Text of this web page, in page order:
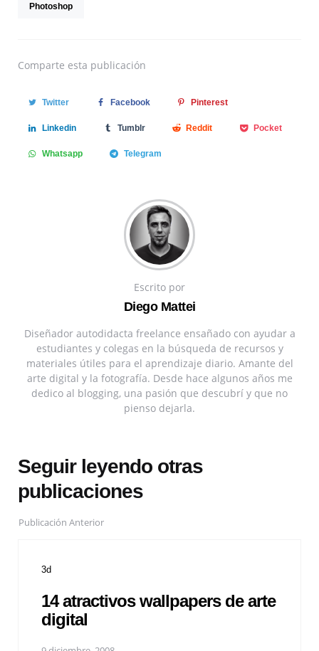
Photoshop
Comparte esta publicación
Twitter Facebook Pinterest
Linkedin Tumblr Reddit Pocket
Whatsapp Telegram
Escrito por
Diego Mattei
Diseñador autodidacta freelance ensañado con ayudar a
estudiantes y colegas en la búsqueda de recursos y
materiales útiles para el aprendizaje diario. Amante del
arte digital y la fotografía. Desde hace algunos años me
dedico al blogging, una pasión que descubrí y que no
pienso dejarla.
Seguir leyendo otras
publicaciones
Publicación Anterior
3d
14 atractivos wallpapers de arte
digital